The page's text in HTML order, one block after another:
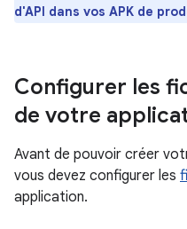
d'API dans vos APK de
Configurer les
de votre
Avant de pouvoir créer
vous devez configurer les
application.